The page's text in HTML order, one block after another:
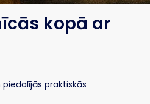
kopā ar
praktiskās